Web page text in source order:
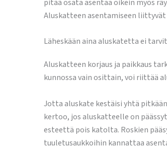
pitää osata asentaa oikein myös
Aluskatteen asentamiseen
Läheskään aina aluskatetta ei
Aluskatteen korjaus ja paikkaus
kunnossa vain osittain, voi riittää
Jotta aluskate kestäisi yhtä
kertoo, jos aluskatteelle on
esteettä pois katolta. Roskien
tuuletusaukkoihin kannattaa